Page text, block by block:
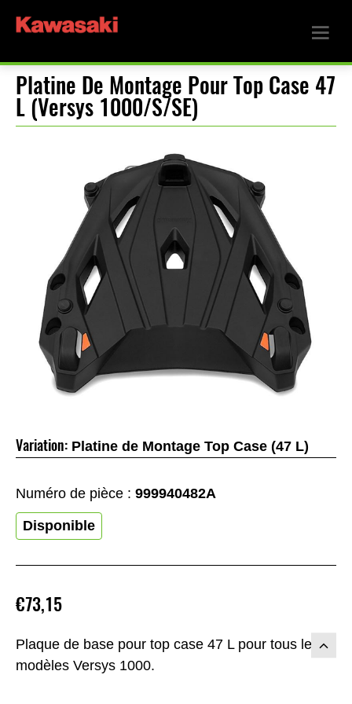
Platine De Montage Pour Top Case 47
L (Versys 1000/S/SE)
Plaque de base pour top case 47 L pour tous les
modèles Versys 1000.
€73,15
Variation: Platine de Montage Top Case (47 L)
Numéro de pièce : 999940482A
Disponible